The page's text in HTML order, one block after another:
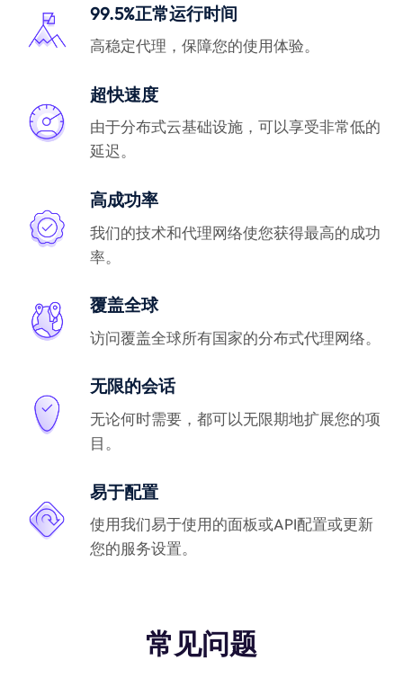
99.5%正常运行时间
高稳定代理，保障您的使用体验。
超快速度
由于分布式云基础设施，可以享受非常低的
延迟。
高成功率
我们的技术和代理网络使您获得最高的成功
率。
覆盖全球
访问覆盖全球所有国家的分布式代理网络。
无限的会话
无论何时需要，都可以无限期地扩展您的项
目。
易于配置
使用我们易于使用的面板或API配置或更新
您的服务设置。
常见问题